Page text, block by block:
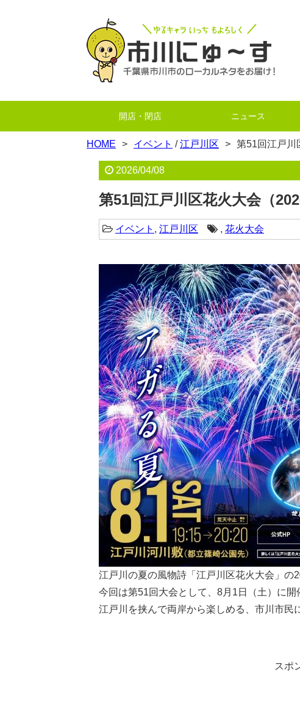
開店・閉店 ニュース
HOME イベント /江戸川区 第51回江戸川
2026/04/08
第51回江戸川区花火大会（
イベント , 江戸川区 , 花火大会
江戸川の夏の風物詩「江戸川区花火大会」の
今回は第51回大会として、8月1日（土）に開
江戸川を挟んで両岸から楽しめる、市川市民
スポ